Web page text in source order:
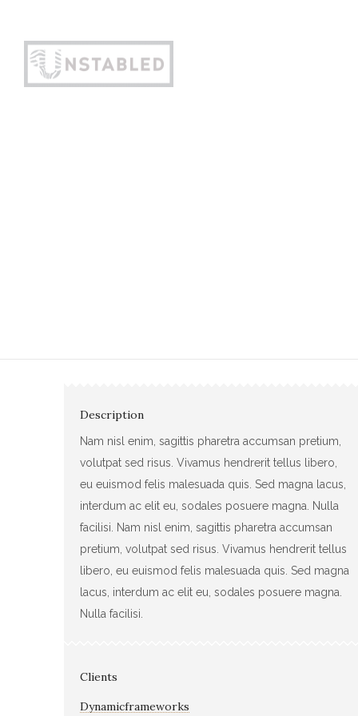
Description
Nam nisl enim, sagittis pharetra accumsan pretium,
volutpat sed risus. Vivamus hendrerit tellus libero,
eu euismod felis malesuada quis. Sed magna lacus,
interdum ac elit eu, sodales posuere magna. Nulla
facilisi. Nam nisl enim, sagittis pharetra accumsan
pretium, volutpat sed risus. Vivamus hendrerit tellus
libero, eu euismod felis malesuada quis. Sed magna
lacus, interdum ac elit eu, sodales posuere magna.
Nulla facilisi.
Clients
Dynamicframeworks